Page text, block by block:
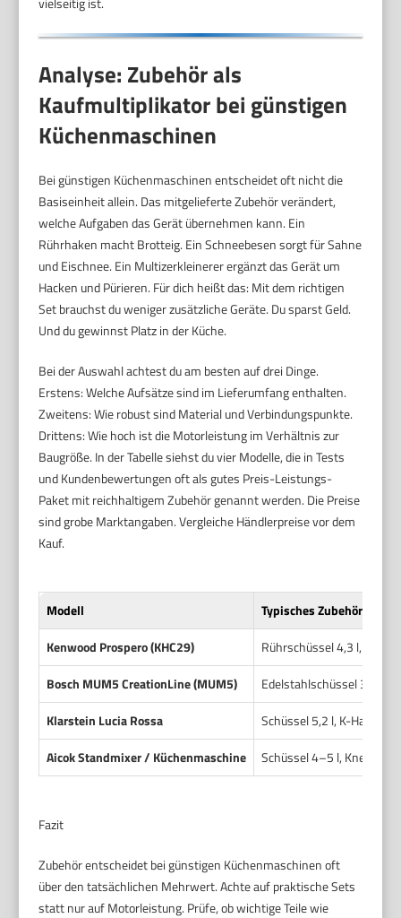
Analyse: Zubehör als
Kaufmultiplikator bei günstigen
Küchenmaschinen
Bei günstigen Küchenmaschinen entscheidet oft nicht die
Basiseinheit allein. Das mitgelieferte Zubehör verändert,
welche Aufgaben das Gerät übernehmen kann. Ein
Rührhaken macht Brotteig. Ein Schneebesen sorgt für Sahne
und Eischnee. Ein Multizerkleinerer ergänzt das Gerät um
Hacken und Pürieren. Für dich heißt das: Mit dem richtigen
Set brauchst du weniger zusätzliche Geräte. Du sparst Geld.
Und du gewinnst Platz in der Küche.
Bei der Auswahl achtest du am besten auf drei Dinge.
Erstens: Welche Aufsätze sind im Lieferumfang enthalten.
Zweitens: Wie robust sind Material und Verbindungspunkte.
Drittens: Wie hoch ist die Motorleistung im Verhältnis zur
Baugröße. In der Tabelle siehst du vier Modelle, die in Tests
und Kundenbewertungen oft als gutes Preis-Leistungs-
Paket mit reichhaltigem Zubehör genannt werden. Die Preise
sind grobe Marktangaben. Vergleiche Händlerpreise vor dem
Kauf.
Modell
Typisches Zubehör
Kenwood Prospero (KHC29)
Rührschüssel 4,3 l, K-
Bosch MUM5 CreationLine (MUM5)
Edelstahlschüssel
Klarstein Lucia Rossa
Schüssel 5,2 l, K-Haken,
Aicok Standmixer / Küchenmaschine
Schüssel 4–5 l,
Fazit
Zubehör entscheidet bei günstigen Küchenmaschinen oft
über den tatsächlichen Mehrwert. Achte auf praktische Sets
statt nur auf Motorleistung. Prüfe, ob wichtige Teile wie